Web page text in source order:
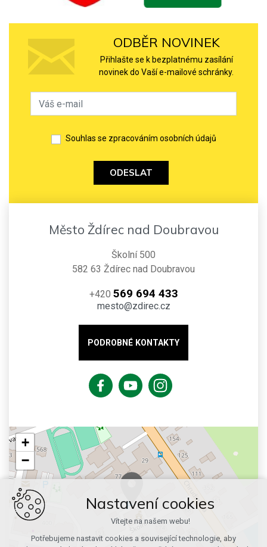
ODBĚR NOVINEK
Přihlašte se k bezplatnému zasílání
novinek do Vaší e-mailové schránky.
Souhlas se zpracováním osobních údajů
ODESLAT
Město Ždírec nad Doubravou
Školní 500
582 63 Ždírec nad Doubravou
+420 569 694 433
mesto@zdirec.cz
PODROBNÉ KONTAKTY
+
−
Nastavení cookies
Vítejte na našem webu!
Potřebujeme nastavit cookies a související technologie, aby